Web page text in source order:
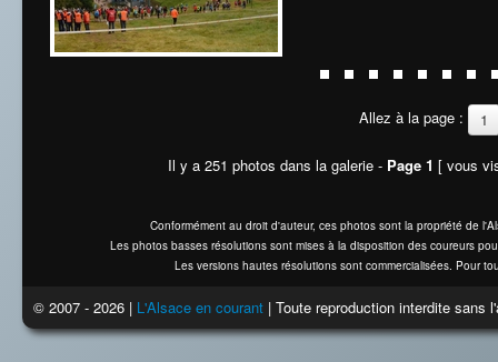
Allez à la page : 1
Il y a 251 photos dans la galerie - Page 1 [ vous
Conformément au droit d'auteur, ces photos sont la propriété de
Les photos basses résolutions sont mises à la disposition des coureurs
Les versions hautes résolutions sont commercialisées. Pour
© 2007 - 2026 | L'Alsace en courant | Toute reproduction interdite sans